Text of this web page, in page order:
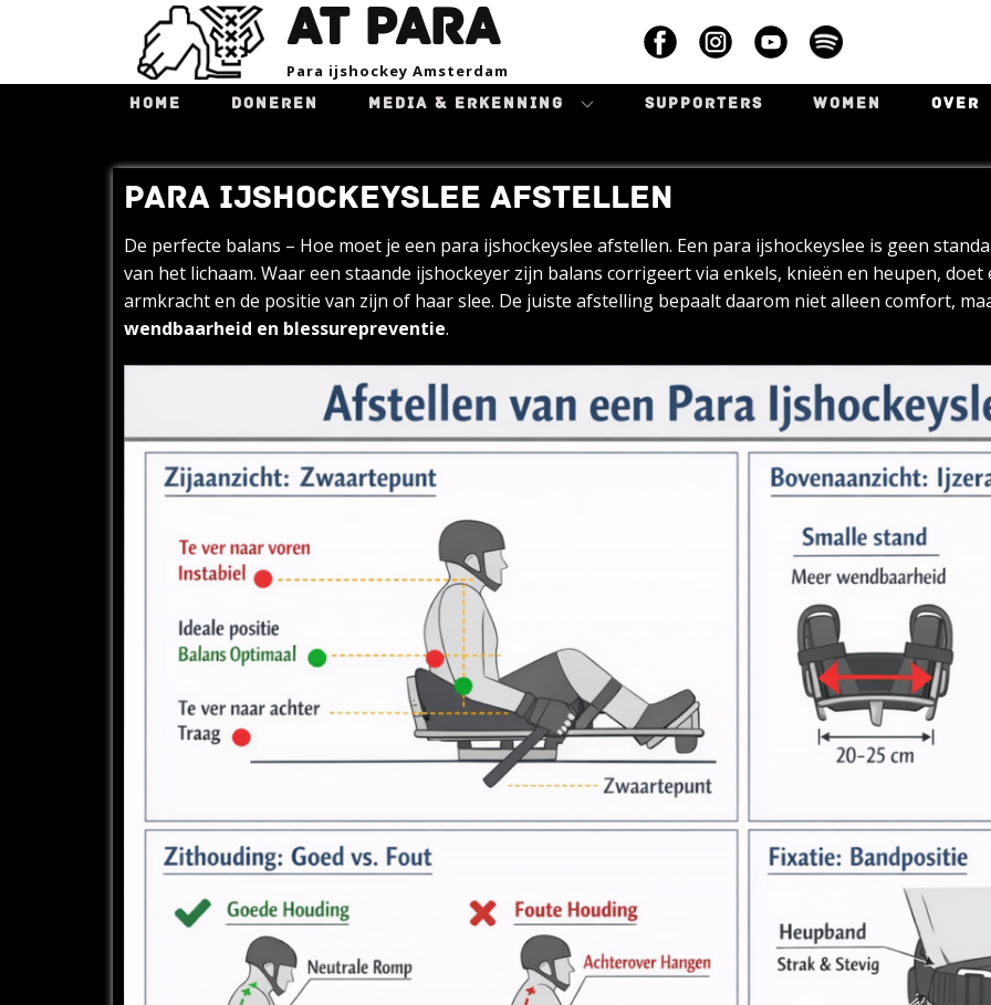
AT PARA
Para ijsho​ckey Amsterdam
HOME DONEREN MEDIA & ERKENNING SUPPORTERS WOMEN OVER
PARA IJSHOCKEYSLEE AFSTELLEN
De perfecte balans – Hoe moet je een para ijshockeyslee afstellen. Een para ijshockeyslee is geen
van het lichaam. Waar een staande ijshockeyer zijn balans corrigeert via enkels, knieën en heupen,
armkracht en de positie van zijn of haar slee. De juiste afstelling bepaalt daarom niet alleen comfort,
wendbaarheid en blessurepreventie.